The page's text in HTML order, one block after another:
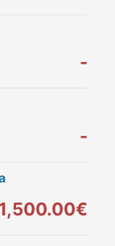
-
-
1,500.00€